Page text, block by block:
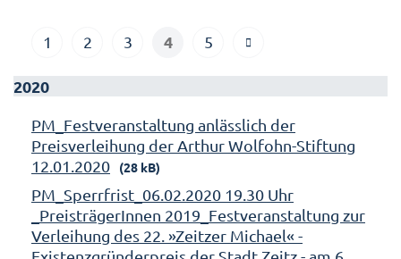
1 2 3 4 5
2020
PM_Festveranstaltung anlässlich der
Preisverleihung der Arthur Wolfohn-Stiftung
12.01.2020
(28 kB)
PM_Sperrfrist_06.02.2020 19.30 Uhr
_PreisträgerInnen 2019_Festveranstaltung zur
Verleihung des 22. »Zeitzer Michael« -